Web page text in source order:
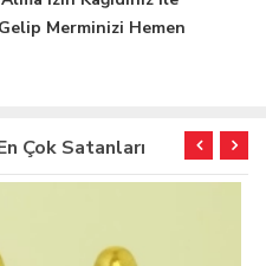
Merminizi Hemen
Çok Satanları